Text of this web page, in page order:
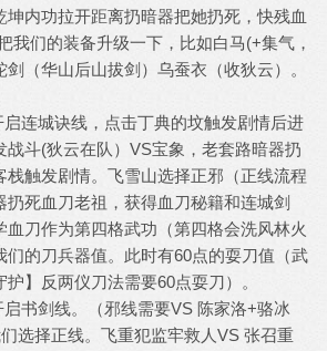
坤内功拉开距离扔暗器把她扔死，快残血
我们的装备升级一下，比如白马(+集气，
（华山后山拔剑）乌蚕衣（收狄云）。
连城诀线，点击丁典的坟触发剧情后进
战斗(狄云在队）VS宝象，老套路暗器扔
栈触发剧情。飞雪山选择正邪（正线流程
扔死血刀老祖，获得血刀秘籍和连城剑
血刀作为第四格武功（第四格会洗风林火
们的刀兵器值。此时有60点的耍刀值（武
】反两仪刀法需要60点耍刀）。
书剑线。（邪线需要VS 陈家洛+骆冰
选择正线。飞重犯监牢救人VS 张召重